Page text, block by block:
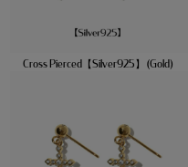
Cross Pierced【Silver925】 (Gold)